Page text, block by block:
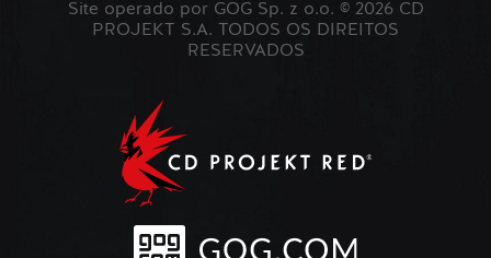
Site operado por GOG Sp. z o.o. © 2026 CD
PROJEKT S.A. TODOS OS DIREITOS
RESERVADOS